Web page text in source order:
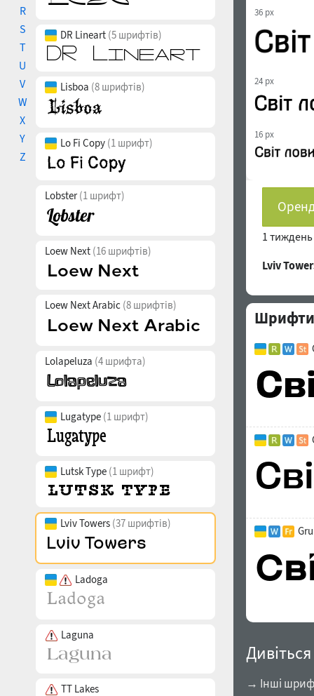
R
S
T
U
V
W
X
Y
Z
DR Lineart (5 шрифтів)
Lisboa (8 шрифтів)
Lo Fi Copy (1 шрифт)
Lobster(1 шрифт)
Loew Next (16 шрифтів)
Loew Next Arabic (8 шрифтів)
Lolapeluza (4 шрифта)
Lugatype (1 шрифт)
Lutsk Type (1 шрифт)
Lviv Towers (37 шрифтів)
Ladoga
Laguna
TT Lakes
36 px
24 px
16 px
1
Lviv
Шрифти
→ Інші